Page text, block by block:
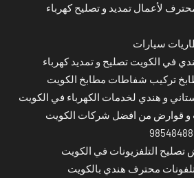
لأعمال تمديد و تصليح كهرباء
سيارات
في الكويت تصليح و تمديد كهرباء
تركيب شفاطات مطابخ الكويت
و هندي لخدمات الكهرباء في الكويت
قوارض من افضل شركات الكويت
التلفزيونات في الكويت
محترف هندي بالكويت